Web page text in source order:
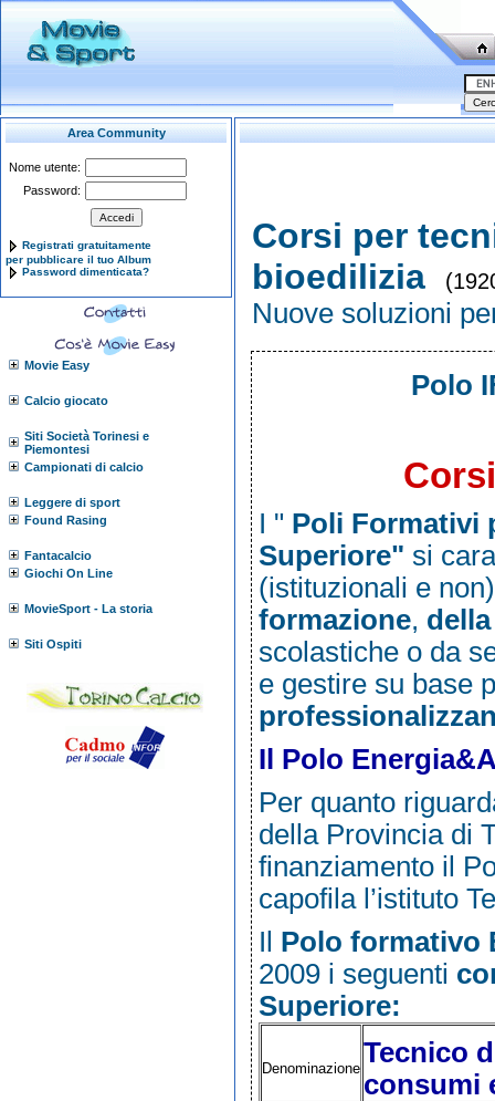
Area Community
Nome utente:
Password:
Registrati gratuitamente
per pubblicare il tuo Album
Password dimenticata?
Movie Easy
Calcio giocato
Siti Società Torinesi e
Piemontesi
Campionati di calcio
Leggere di sport
Found Rasing
Fantacalcio
Giochi On Line
MovieSport - La storia
Siti Ospiti
Corsi per
bioedilizia
Nuove soluzioni
Polo
I " Poli Formativi
Superiore" si
(istituzionali e
formazione,
scolastiche o da
e gestire su base
Il Polo
Per quanto
della Provincia di
finanziamento il
capofila l’istituto
Il Polo formativo
2009 i seguenti
Superiore:
Denominazione
Tecnico
consumi